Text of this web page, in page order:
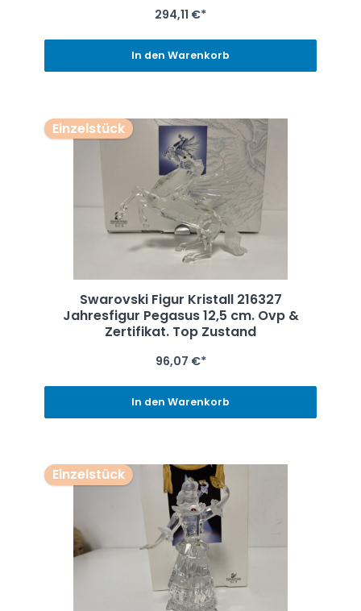
294,11 €*
In den Warenkorb
Einzelstück
Swarovski Figur Kristall 216327
Jahresfigur Pegasus 12,5 cm. Ovp &
Zertifikat. Top Zustand
96,07 €*
In den Warenkorb
Einzelstück